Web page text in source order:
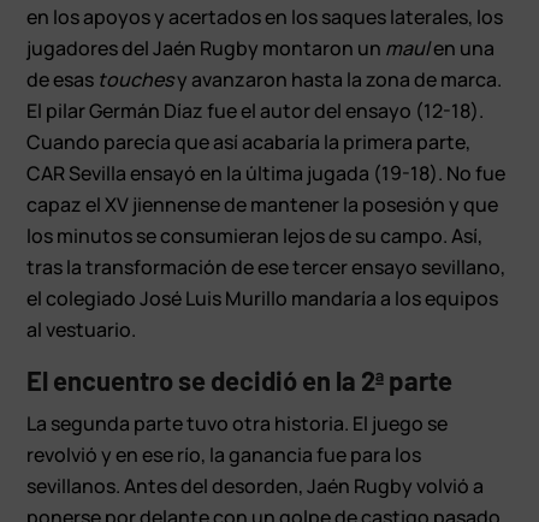
en los apoyos y acertados en los saques laterales, los
jugadores del Jaén Rugby montaron un maulen una
de esas touchesy avanzaron hasta la zona de marca.
El pilar Germán Díaz fue el autor del ensayo (12-18).
Cuando parecía que así acabaría la primera parte,
CAR Sevilla ensayó en la última jugada (19-18). No fue
capaz el XV jiennense de mantener la posesión y que
los minutos se consumieran lejos de su campo. Así,
tras la transformación de ese tercer ensayo sevillano,
el colegiado José Luis Murillo mandaría a los equipos
al vestuario.
El encuentro se decidió en la 2ª parte
La segunda parte tuvo otra historia. El juego se
revolvió y en ese río, la ganancia fue para los
sevillanos. Antes del desorden, Jaén Rugby volvió a